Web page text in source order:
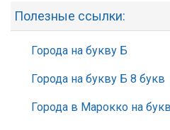
Полезные ссылки:
Города на букву Б
Города на букву Б 8 букв
Города в Марокко на